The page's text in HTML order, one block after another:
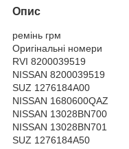
Опис
ремінь грм
Оригінальні номери
RVI 8200039519
NISSAN 8200039519
SUZ 1276184A00
NISSAN 1680600QAZ
NISSAN 13028BN700
NISSAN 13028BN701
SUZ 1276184A50